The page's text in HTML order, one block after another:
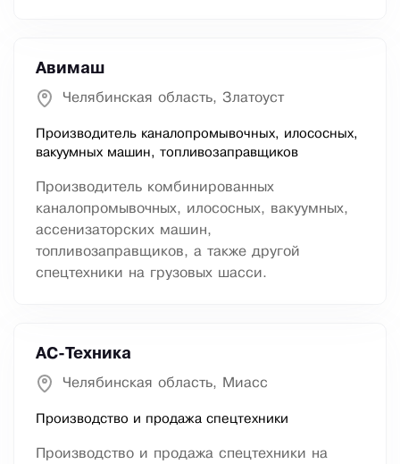
Авимаш
Челябинская область, Златоуст
Производитель каналопромывочных, илососных,
вакуумных машин, топливозаправщиков
Производитель комбинированных
каналопромывочных, илососных, вакуумных,
ассенизаторских машин,
топливозаправщиков, а также другой
спецтехники на грузовых шасси.
АС-Техника
Челябинская область, Миасс
Производство и продажа спецтехники
Производство и продажа спецтехники на